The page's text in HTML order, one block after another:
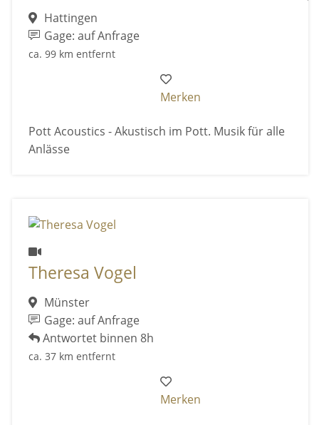
Hattingen
Gage: auf Anfrage
ca. 99 km entfernt
Merken
Pott Acoustics - Akustisch im Pott. Musik für alle
Anlässe
Theresa Vogel
Münster
Gage: auf Anfrage
Antwortet binnen 8h
ca. 37 km entfernt
Merken